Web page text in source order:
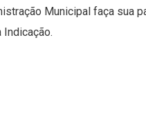
Municipal faça sua